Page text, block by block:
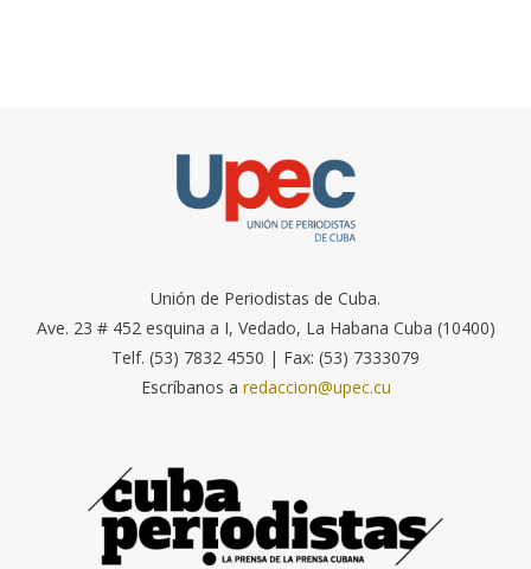
Unión de Periodistas de Cuba.
Ave. 23 # 452 esquina a I, Vedado, La Habana Cuba (10400)
Telf. (53) 7832 4550 | Fax: (53) 7333079
Escríbanos a redaccion@upec.cu